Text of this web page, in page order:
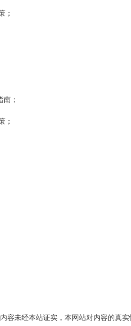
；
；
；
容未经本站证实，本网站对内容的真